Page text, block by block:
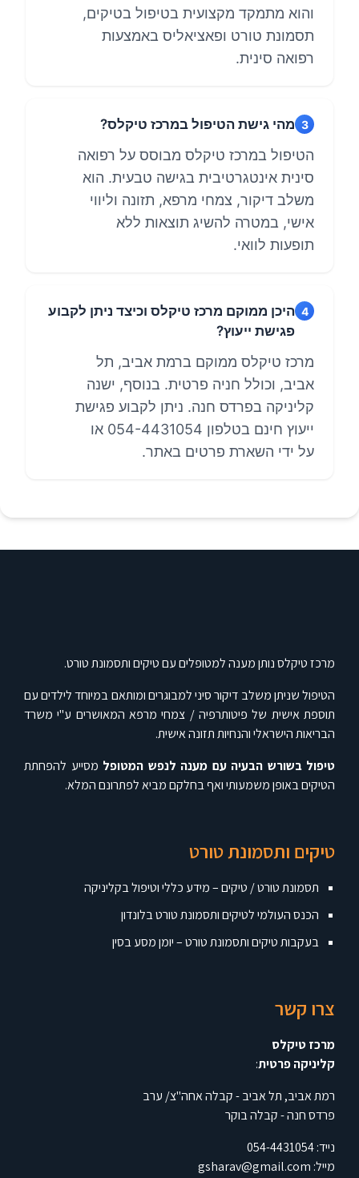
והוא מתמקד מקצועית בטיפול בטיקים,
תסמונת טורט ופאציאליס באמצעות
רפואה סינית.
3 מהי גישת הטיפול במרכז טיקלס?
הטיפול במרכז טיקלס מבוסס על רפואה
סינית אינטגרטיבית בגישה טבעית. הוא
משלב דיקור, צמחי מרפא, תזונה וליווי
אישי, במטרה להשיג תוצאות ללא
תופעות לוואי.
4 היכן ממוקם מרכז טיקלס וכיצד ניתן לקבוע
פגישת ייעוץ?
מרכז טיקלס ממוקם ברמת אביב, תל
אביב, וכולל חניה פרטית. בנוסף, ישנה
קליניקה בפרדס חנה. ניתן לקבוע פגישת
ייעוץ חינם בטלפון 054-4431054 או
על ידי השארת פרטים באתר.
מרכז טיקלס נותן מענה למטופלים עם טיקים ותסמונת טורט.
הטיפול שניתן משלב דיקור סיני למבוגרים ומותאם במיוחד לילדים עם
תוספת אישית של פיטותרפיה / צמחי מרפא המאושרים ע"י משרד
הבריאות הישראלי והנחיות תזונה אישית.
טיפול בשורש הבעיה עם מענה לנפש המטופל מסייע להפחתת
הטיקים באופן משמעותי ואף בחלקם מביא לפתרונם המלא.
טיקים ותסמונת טורט
תסמונת טורט / טיקים – מידע כללי וטיפול בקליניקה
הכנס העולמי לטיקים ותסמונת טורט בלונדון
בעקבות טיקים ותסמונת טורט – יומן מסע בסין
צרו קשר
מרכז טיקלס
קליניקה פרטית:
רמת אביב, תל אביב - קבלה אחה"צ/ ערב
פרדס חנה - קבלה בוקר
נייד:054-4431054
מייל: gsharav@gmail.com